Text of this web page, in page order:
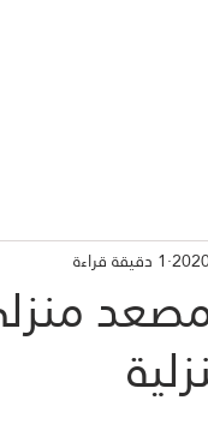
1 دقيقة قراءة